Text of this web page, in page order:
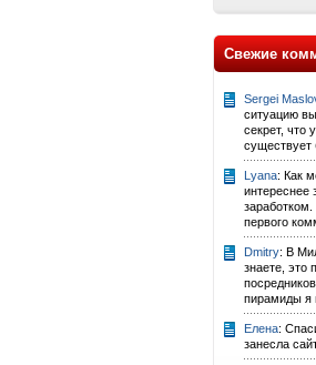
Свежие
Sergei
ситуацию
секрет, что
существует
Lyana: Как
интереснее
первого
Dmitry: В
знаете, это
пирамиды я
Елена:
занесла